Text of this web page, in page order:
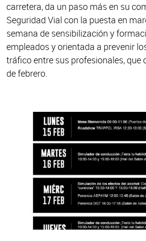
carretera, da un paso más en su
Seguridad Vial con la puesta en
semana de sensibilización y
empleados y orientada a prevenir
tráfico entre sus profesionales, que
de febrero.